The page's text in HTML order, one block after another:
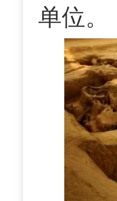
单位。